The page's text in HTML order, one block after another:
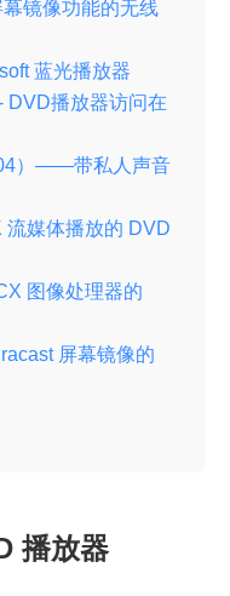
镜像功能的无线
蓝光播放器
DVD播放器访问在
）——带私人声音
流媒体播放的 DVD
图像处理器的
屏幕镜像的
播放器